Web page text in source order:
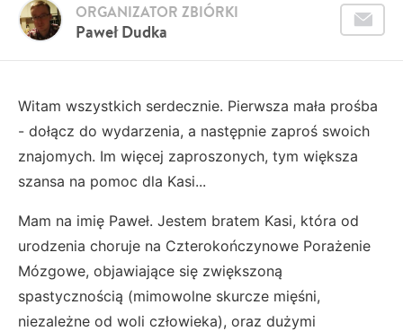
Paweł Dudka
ORGANIZATOR ZBIÓRKI
Witam wszystkich serdecznie. Pierwsza mała prośba
- dołącz do wydarzenia, a następnie zaproś swoich
znajomych. Im więcej zaproszonych, tym większa
szansa na pomoc dla Kasi...
Mam na imię Paweł. Jestem bratem Kasi, która od
urodzenia choruje na Czterokończynowe Porażenie
Mózgowe, objawiające się zwiększoną
spastycznością (mimowolne skurcze mięśni,
niezależne od woli człowieka), oraz dużymi